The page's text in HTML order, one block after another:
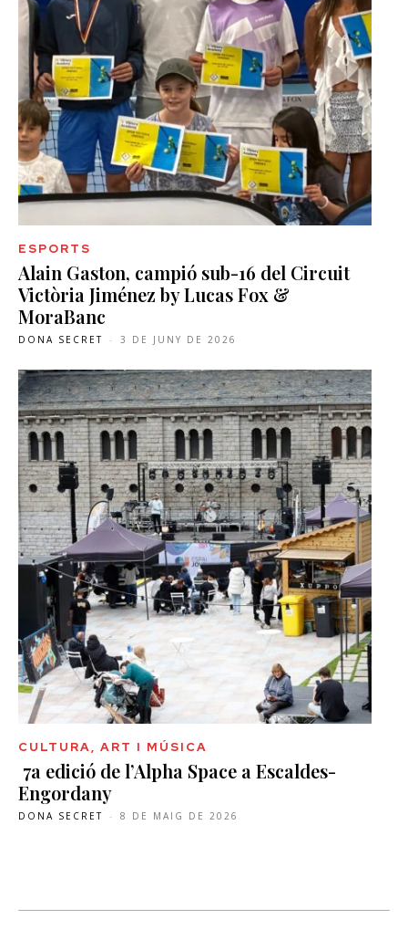
ESPORTS
Alain Gaston, campió sub-16 del Circuit
Victòria Jiménez by Lucas Fox &
MoraBanc
DONA SECRET - 3 DE JUNY DE 2026
CULTURA, ART I MÚSICA
7a edició de l’Alpha Space a Escaldes-
Engordany
DONA SECRET - 8 DE MAIG DE 2026